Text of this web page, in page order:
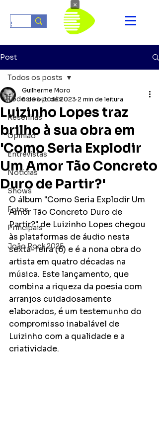
Post
Todos os posts
Resenhas
Opinião
Entrevistas
Notícias
Shows
Fotos
Principais
João Rock 2025
Todos os posts
Luizinho Lopes traz
brilho à sua obra em
'Como Seria Explodir
Um Amor Tão Concreto
Duro de Partir?'
Guilherme Moro
6 de out. de 2023 2 min de leitura
O álbum "Como Seria Explodir Um
Amor Tão Concreto Duro de
Partir?" de Luizinho Lopes chegou
às plataformas de áudio nesta
sexta-feira (6) e é a nona obra do
artista em quatro décadas na
música. Este lançamento, que
combina a riqueza da poesia com
arranjos cuidadosamente
elaborados, é um testemunho do
compromisso inabalável de
Luizinho com a qualidade e a
criatividade.
×